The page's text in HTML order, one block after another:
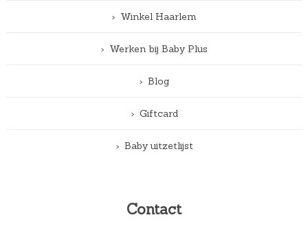
Winkel Haarlem
Werken bij Baby Plus
Blog
Giftcard
Baby uitzetlijst
Contact